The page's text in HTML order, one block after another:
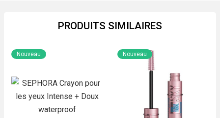
PRODUITS SIMILAIRES
Nouveau Nouveau